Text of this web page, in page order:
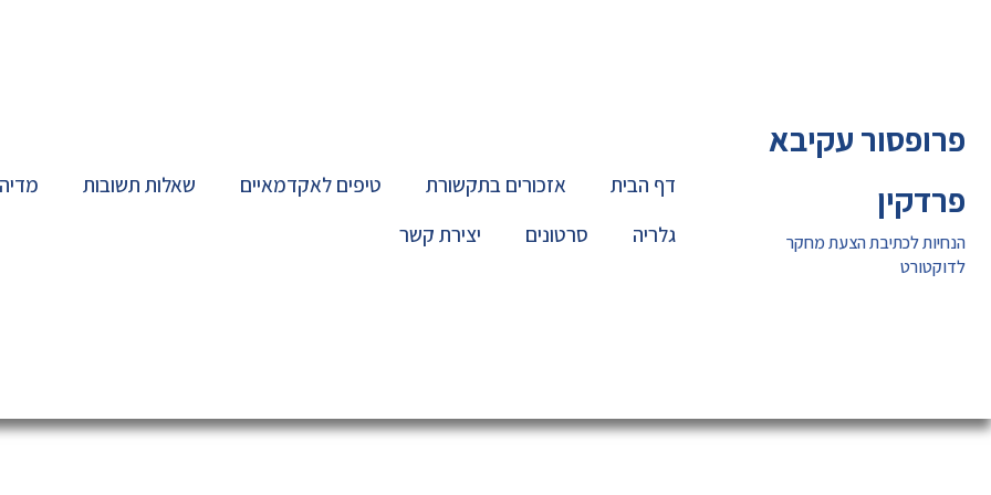
פרופסור עקיבא
פרדקין
הנחיות לכתיבת הצעת מחקר
לדוקטורט
דף הבית אזכורים בתקשורת טיפים לאקדמאיים שאלות תשובות מדיה
גלריה
סרטונים יצירת קשר